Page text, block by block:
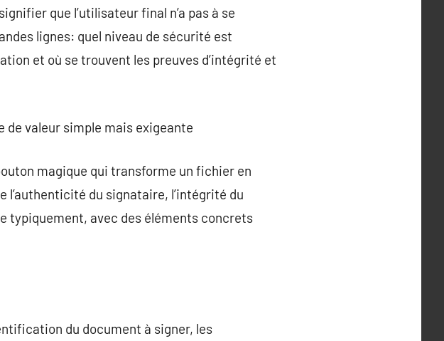
que l’utilisateur final n’a pas à se
lignes: quel niveau de sécurité est
et où se trouvent les preuves d’intégrité et
valeur simple mais exigeante
magique qui transforme un fichier en
l’authenticité du signataire, l’intégrité du
typiquement, avec des éléments concrets
du document à signer, les